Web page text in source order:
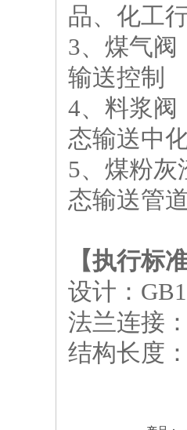
品、化工
3、煤气阀
输送控制
4、料浆阀
态输送中
5、煤粉灰
态输送管
【执行标
设计：
法兰连接
结构长度